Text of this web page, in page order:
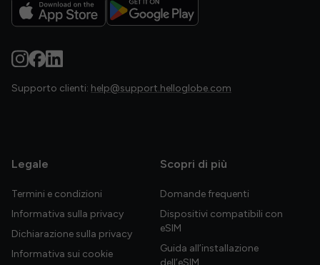
Supporto clienti: help@support.helloglobe.com
Legale
Termini e condizioni
Informativa sulla privacy
Dichiarazione sulla privacy
Informativa sui cookie
Scopri di più
Domande frequenti
Dispositivi compatibili con
eSIM
Guida all’installazione
dell’eSIM